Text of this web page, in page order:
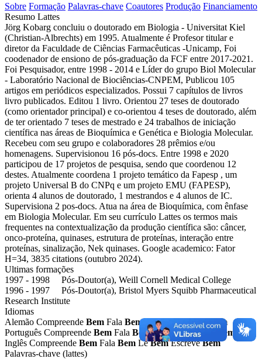
Sobre Formação Palavras-chave Coautores Produção Financiamento
Resumo Lattes
Jörg Kobarg concluiu o doutorado em Biologia - Universitat Kiel
(Christian-Albrechts) em 1995. Atualmente é Profesor titular e
diretor da Faculdade de Ciências Farmacêuticas -Unicamp, Foi
coodenador de ensiono de pós-graduação da FCF entre 2017-2021.
Foi Pesquisador, entre 1998 - 2014 e Líder do grupo Biol Molecular
- Laboratório Nacional de Biociências-CNPEM, Publicou 105
artigos em periódicos especializados. Possui 7 capítulos de livros
livro publicados. Editou 1 livro. Orientou 27 teses de doutorado
(como orientador principal) e co-orientou 4 teses de doutorado, além
de ter orientado 7 teses de mestrado e 24 trabalhos de iniciação
científica nas áreas de Bioquímica e Genética e Biologia Molecular.
Recebeu com seu grupo e colaboradores 28 prêmios e/ou
homenagens. Supervisionou 16 pós-docs. Entre 1998 e 2020
participou de 17 projetos de pesquisa, sendo que coordenou 12
destes. Atualmente coordena 1 projeto temático da Fapesp , um
projeto Universal B do CNPq e um projeto EMU (FAPESP),
orienta 4 alunos de doutorado, 1 mestrandos e 4 alunos de IC.
Supervisiona 2 pos-docs. Atua na área de Bioquímica, com ênfase
em Biologia Molecular. Em seu currículo Lattes os termos mais
frequentes na contextualização da produção científica são: câncer,
onco-proteína, quinases, estrutura de proteínas, interação entre
proteínas, sinalização, Nek quinases. Google academico: Fator
H=34, 3835 citations (outubro 2024).
Ultimas formações
1997 - 1998 Pós-Doutor(a), Weill Cornell Medical College
1996 - 1997 Pós-Doutor(a), Bristol Myers Squibb Pharmaceutical
Research Institute
Idiomas
Alemão Compreende Bem Fala Bem LêBem EscreveBem
Português Compreende Bem Fala Bem LêBem Escreve
Bem
Inglês Compreende Bem Fala Bem LêBem EscreveBem
Palavras-chave (lattes)